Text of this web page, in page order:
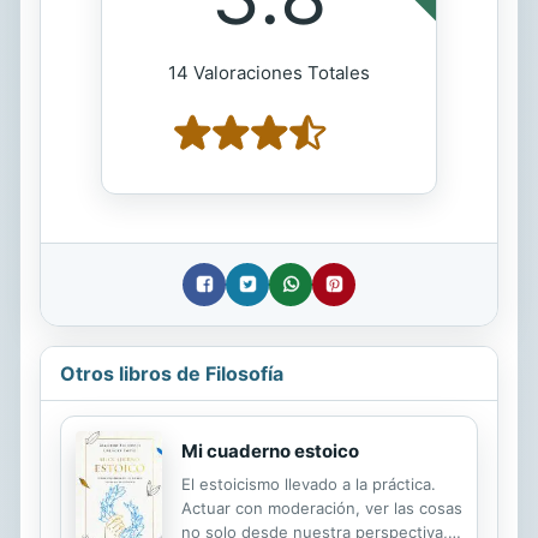
14 Valoraciones Totales
Otros libros de Filosofía
Mi cuaderno estoico
El estoicismo llevado a la práctica.
Actuar con moderación, ver las cosas
no solo desde nuestra perspectiva,